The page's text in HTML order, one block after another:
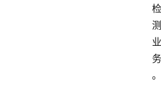
检
测
业
务
。